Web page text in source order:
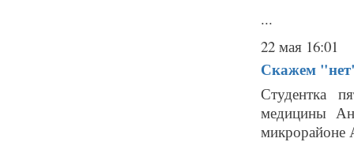
...
22 мая 16:01
Скажем
Студентка
медицины
микрорайоне